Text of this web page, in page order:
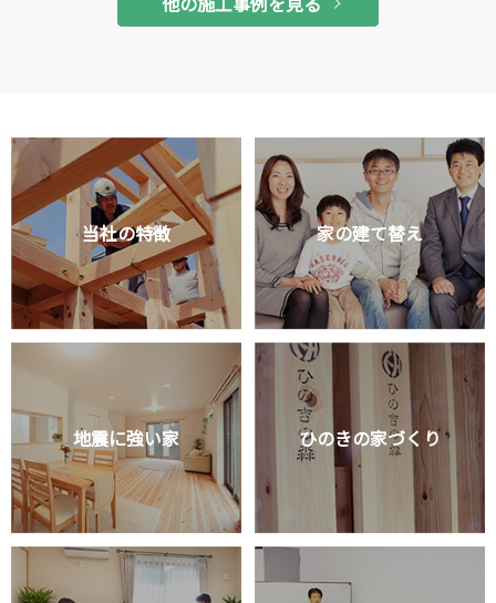
当社の特徴 家の建て替え
地震に強い家 ひのきの家づくり